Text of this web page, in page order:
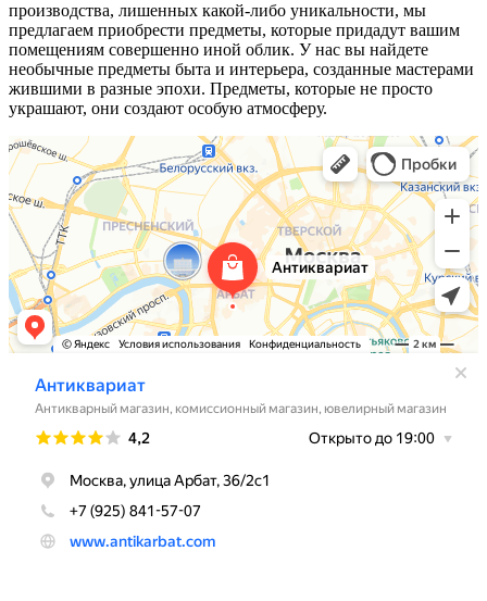
производства, лишенных какой-либо уникальности, мы
предлагаем приобрести предметы, которые придадут вашим
помещениям совершенно иной облик. У нас вы найдете
необычные предметы быта и интерьера, созданные мастерами
жившими в разные эпохи. Предметы, которые не просто
украшают, они создают особую атмосферу.